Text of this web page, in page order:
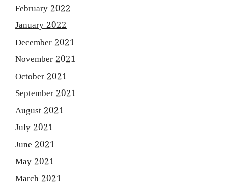
February 2022
January 2022
December 2021
November 2021
October 2021
September 2021
August 2021
July 2021
June 2021
May 2021
March 2021